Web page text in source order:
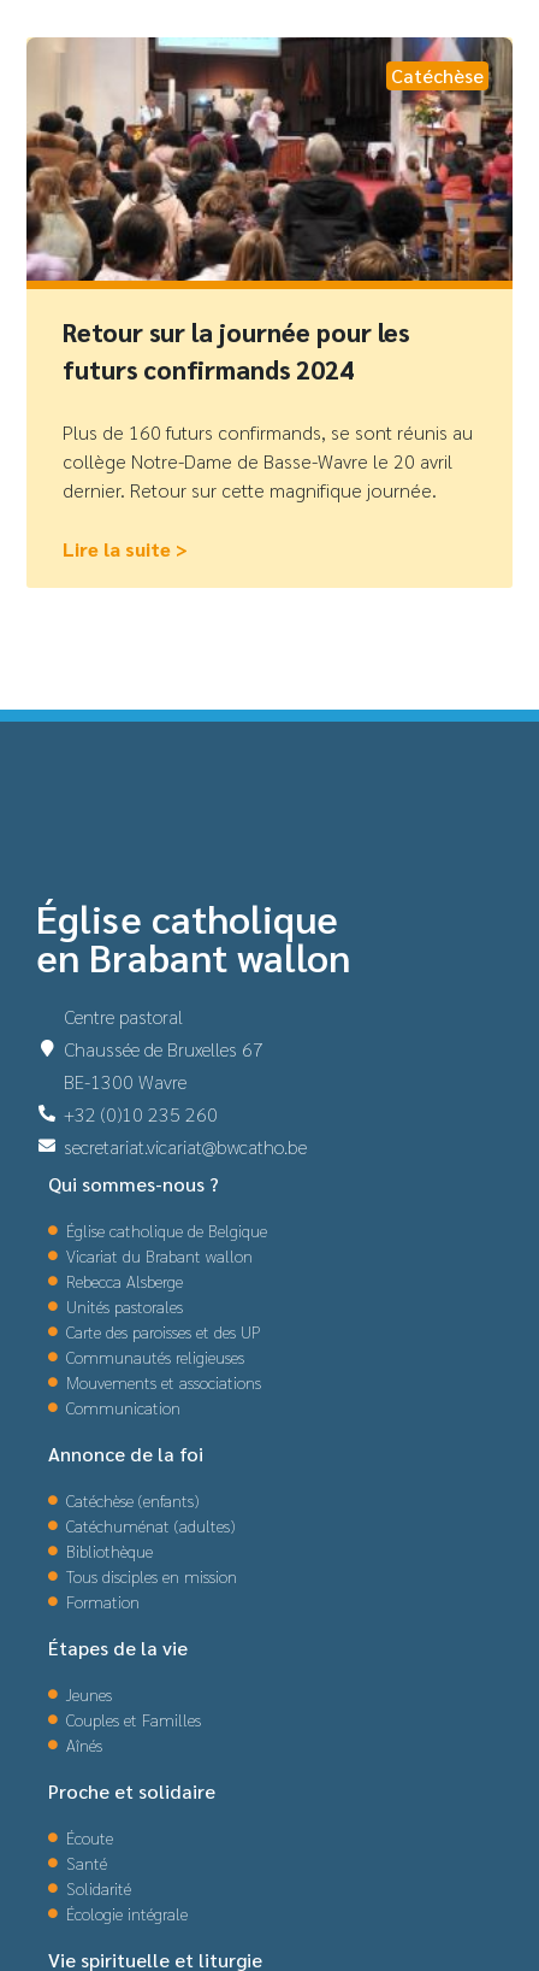
Catéchèse
Retour sur la journée pour les
futurs confirmands 2024
Plus de 160 futurs confirmands, se sont réunis au
collège Notre-Dame de Basse-Wavre le 20 avril
dernier. Retour sur cette magnifique journée.
Lire la suite >
Église catholique
en Brabant wallon
Centre pastoral
Chaussée de Bruxelles 67
BE-1300 Wavre
+32 (0)10 235 260
secretariat.vicariat@bwcatho.be
Qui sommes-nous ?
Église catholique de Belgique
Vicariat du Brabant wallon
Rebecca Alsberge
Unités pastorales
Carte des paroisses et des UP
Communautés religieuses
Mouvements et associations
Communication
Annonce de la foi
Catéchèse (enfants)
Catéchuménat (adultes)
Bibliothèque
Tous disciples en mission
Formation
Étapes de la vie
Jeunes
Couples et Familles
Aînés
Proche et solidaire
Écoute
Santé
Solidarité
Écologie intégrale
Vie spirituelle et liturgie